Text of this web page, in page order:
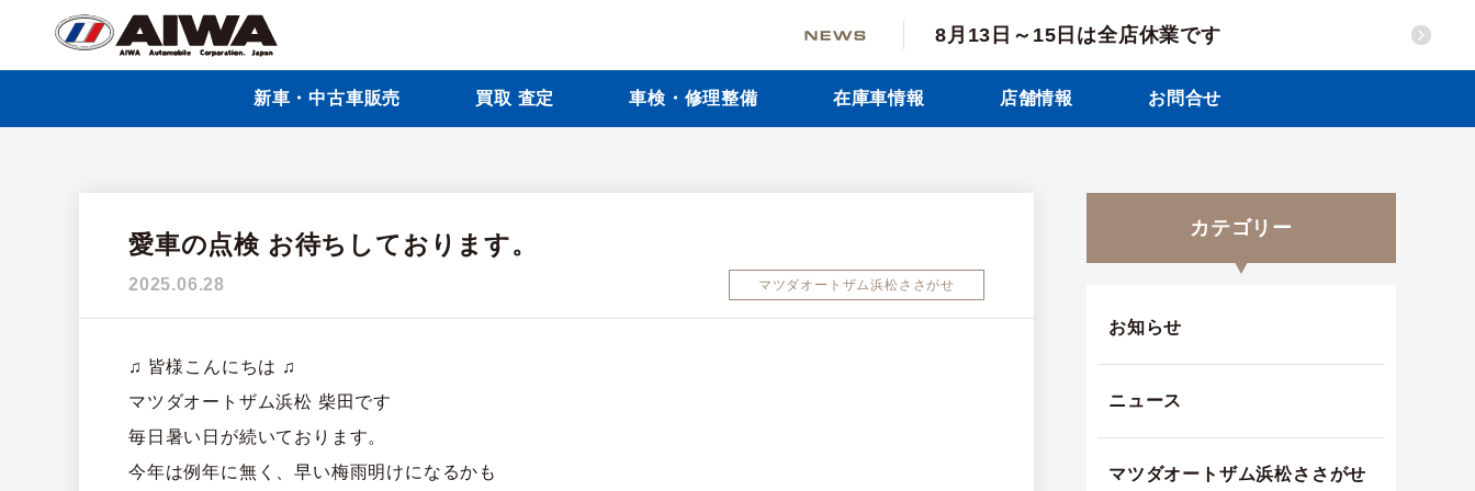
8月13日～15日は全店休業です
新車・中古車販売 買取 査定 車検・修理整備 在庫車情報 店舗情報 お問合せ
愛車の点検 お待ちしております。
2025.06.28 マツダオートザム浜松ささがせ
♫ 皆様こんにちは ♫
マツダオートザム浜松 柴田です
毎日暑い日が続いております。
今年は例年に無く、早い梅雨明けになるかも
カテゴリー
お知らせ
ニュース
マツダオートザム浜松ささがせ